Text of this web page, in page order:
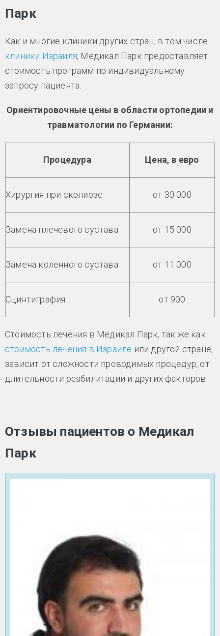
Парк
Как и многие клиники других стран, в том числе
клиники Израиля, Медикал Парк предоставляет
стоимость программ по индивидуальному
запросу пациента.
Ориентировочные цены в области ортопедии и
травматологии по Германии:
Процедура Цена, в евро
Хирургия при сколиозе от 30 000
Замена плечевого сустава от 15 000
Замена коленного сустава от 11 000
Сцинтиграфия от 900
Стоимость лечения в Медикал Парк, так же как
стоимость лечения в Израиле или другой стране,
зависит от сложности проводимых процедур, от
длительности реабилитации и других факторов.
Отзывы пациентов о Медикал
Парк